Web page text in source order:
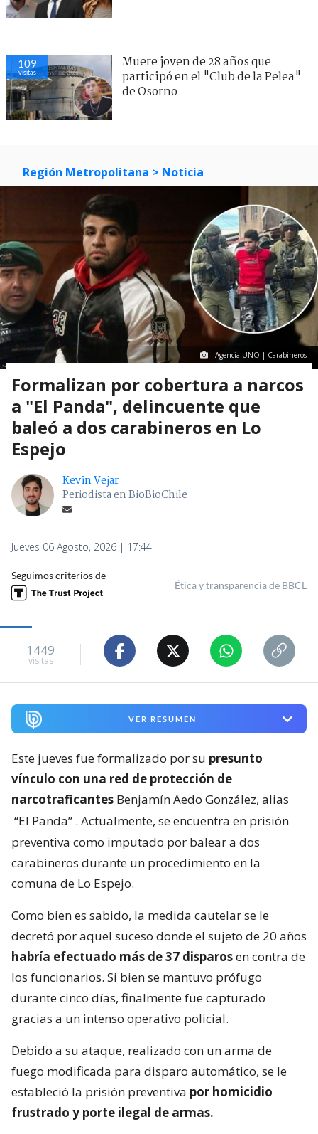
109
visitas
Muere joven de 28 años que
participó en el "Club de la Pelea"
de Osorno
Región Metropolitana > Noticia
Agencia UNO | Carabineros
Formalizan por cobertura a narcos
a "El Panda", delincuente que
baleó a dos carabineros en Lo
Espejo
Kevin Vejar
Periodista en BioBioChile
Jueves 06 Agosto, 2026 | 17:44
Seguimos criterios de
Ética y transparencia de BBCL
1449
visitas
VER RESUMEN
Este jueves fue formalizado por su presunto
vínculo con una red de protección de
narcotraficantes Benjamín Aedo González, alias
“El Panda” . Actualmente, se encuentra en prisión
preventiva como imputado por balear a dos
carabineros durante un procedimiento en la
comuna de Lo Espejo.
Como bien es sabido, la medida cautelar se le
decretó por aquel suceso donde el sujeto de 20 años
habría efectuado más de 37 disparosen contra de
los funcionarios. Si bien se mantuvo prófugo
durante cinco días, finalmente fue capturado
gracias a un intenso operativo policial.
Debido a su ataque, realizado con un arma de
fuego modificada para disparo automático, se le
estableció la prisión preventiva por homicidio
frustrado y porte ilegal de armas.